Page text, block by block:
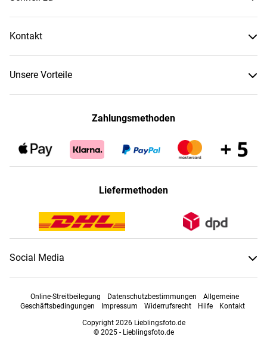
Kontakt
Unsere Vorteile
Zahlungsmethoden
Liefermethoden
Social Media
Online-Streitbeilegung Datenschutzbestimmungen
Allgemeine
Geschäftsbedingungen
Impressum Widerrufsrecht Hilfe
Kontakt
Copyright 2026 Lieblingsfoto.de
© 2025 - Lieblingsfoto.de